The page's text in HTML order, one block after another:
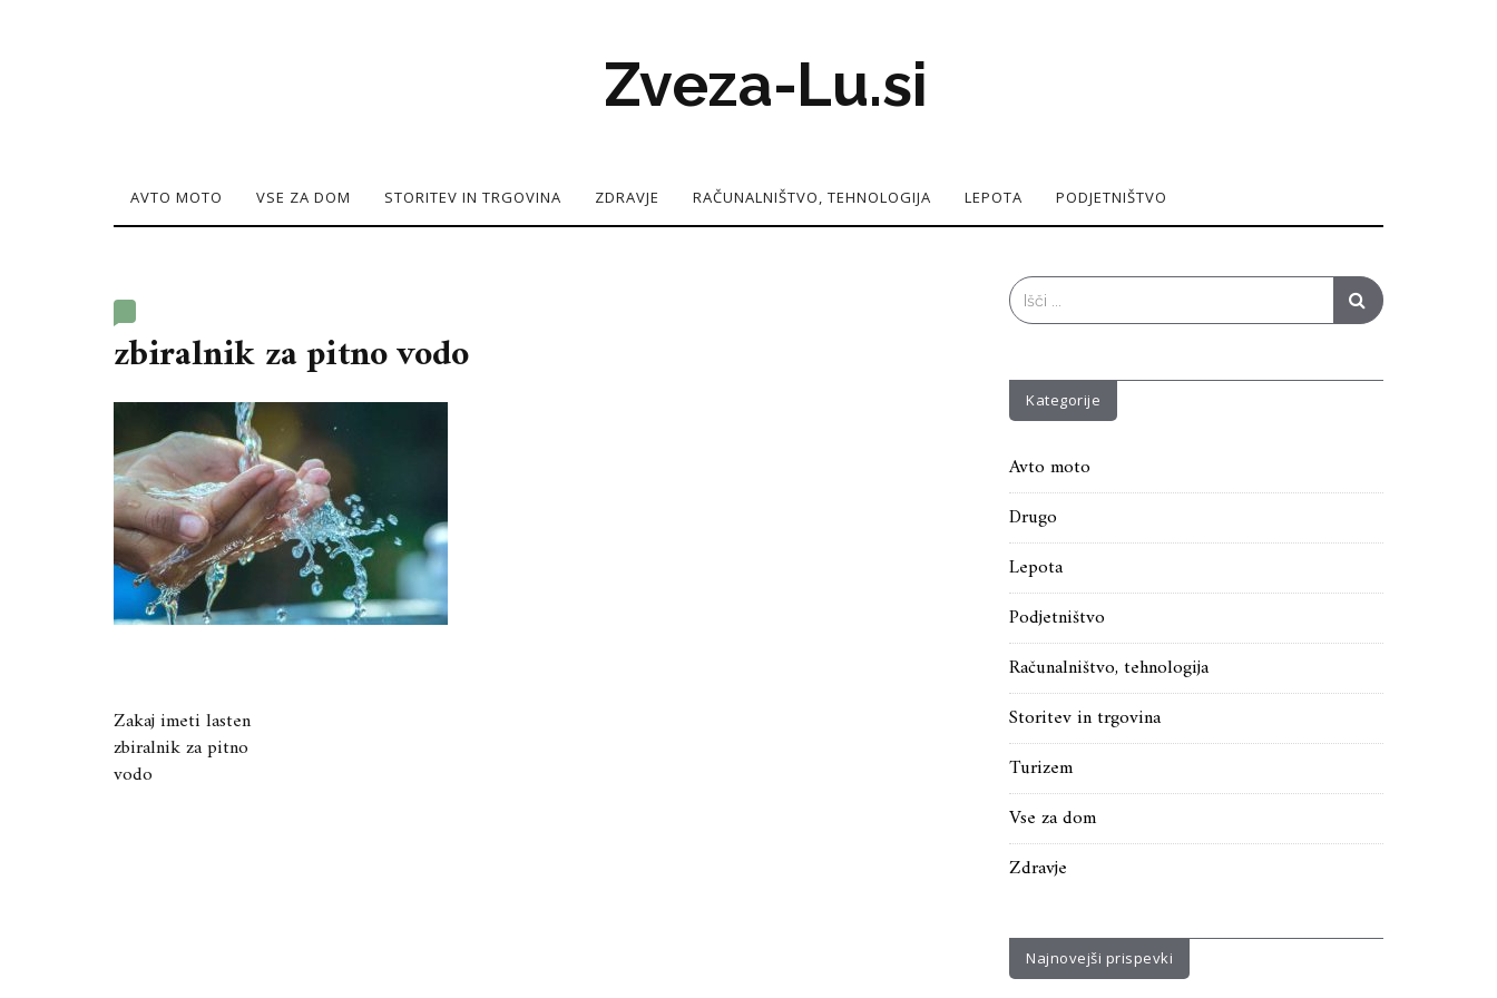
Zveza-Lu.si
AVTO MOTO VSE ZA DOM STORITEV IN TRGOVINA ZDRAVJE RAČUNALNIŠTVO, TEHNOLOGIJA LEPOTA PODJETNIŠTVO
zbiralnik za pitno vodo
Navigacija
prispevka
Zakaj imeti lasten
zbiralnik za pitno
vodo
Search
for:
Kategorije
Avto moto
Drugo
Lepota
Podjetništvo
Računalništvo, tehnologija
Storitev in trgovina
Turizem
Vse za dom
Zdravje
Najnovejši prispevki